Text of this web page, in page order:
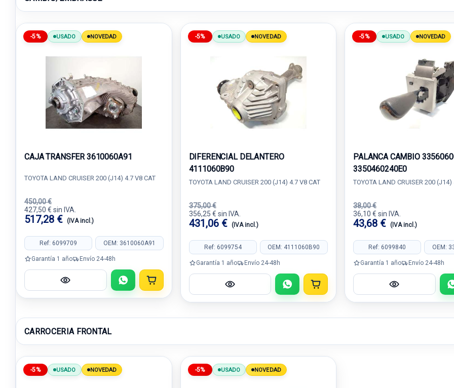
-5% USADO NOVEDAD
CAJA TRANSFER 3610060A91
TOYOTA LAND CRUISER 200 (J14) 4.7 V8 CAT
450,00 €
427,50 € sin IVA.
517,28 € (IVA incl.)
Ref: 6099709 OEM: 3610060A91
Garantía 1 año Envío 24-48h
-5% USADO NOVEDAD
DIFERENCIAL DELANTERO
4111060B90
TOYOTA LAND CRUISER 200 (J14) 4.7 V8 CAT
375,00 €
356,25 € sin IVA.
431,06 € (IVA incl.)
Ref: 6099754 OEM: 4111060B90
Garantía 1 año Envío 24-48h
-5% USADO NOVEDAD
PALANCA CAMBIO
3350460240E0
TOYOTA LAND CRUISER 200 (J14)
38,00 €
36,10 € sin IVA.
43,68 € (IVA incl.)
Ref: 6099840 OEM:
Garantía 1 año Envío 24-48h
CARROCERIA FRONTAL
-5% USADO NOVEDAD -5% USADO NOVEDAD